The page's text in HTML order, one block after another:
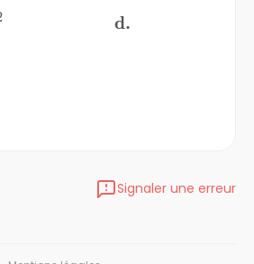
22} \bf{d.}
d.
Signaler une erreur